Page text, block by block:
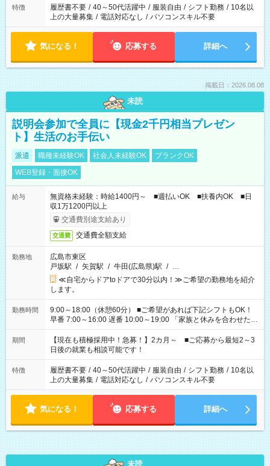
合は応募できません。
特徴 履歴書不要 / 40～50代活躍中 / 服装自由 / シフト勤務 / 10名以
上の大量募集 / 電話対応なし / パソコンスキル不要
気になる！ 応募する 詳細へ
掲載日：2026.08.08
未読
説明会参加で全員に【現金2千円相当プレゼン
ト】生活のお手伝い
派遣 職種未経験OK 社会人未経験OK
ブランクOK
WEB登録・面接OK
給与
無資格未経験：時給1400円～ ■週払いOK ■扶養内OK ■日
収1万1200円以上
交通費別途支給あり
交通費 交通費全額支給
勤務地
広島市東区
戸坂駅 / 矢賀駅 / 牛田(広島県)駅 / …
≪自宅からドアtoドアで30分以内！≫ご希望の勤務地を紹介
します。
勤務時間
9:00～18:00（休憩60分） ■ご希望があれば下記シフトもOK！
早番 7:00～16:00 遅番 10:00～19:00 「家族と休みを合わせた
い」 「余裕を持って夕飯の準備がしたい」 「できれば残業はし
たくない」 など、ご希望を教えてくださいね。 ※Wワーク希望
の方へ 今ご覧のお仕事で希望する勤務時間と、もう1つのお仕事
の勤務時間。 合計で週40時間を超える場合は応募できません。
期間
【現在も積極採用中！急募！】2カ月～ ■ご応募から最短2～3
日後の就業も相談可能です！
特徴 履歴書不要 / 40～50代活躍中 / 服装自由 / シフト勤務 / 10名以
上の大量募集 / 電話対応なし / パソコンスキル不要
気になる！ 応募する 詳細へ
未読